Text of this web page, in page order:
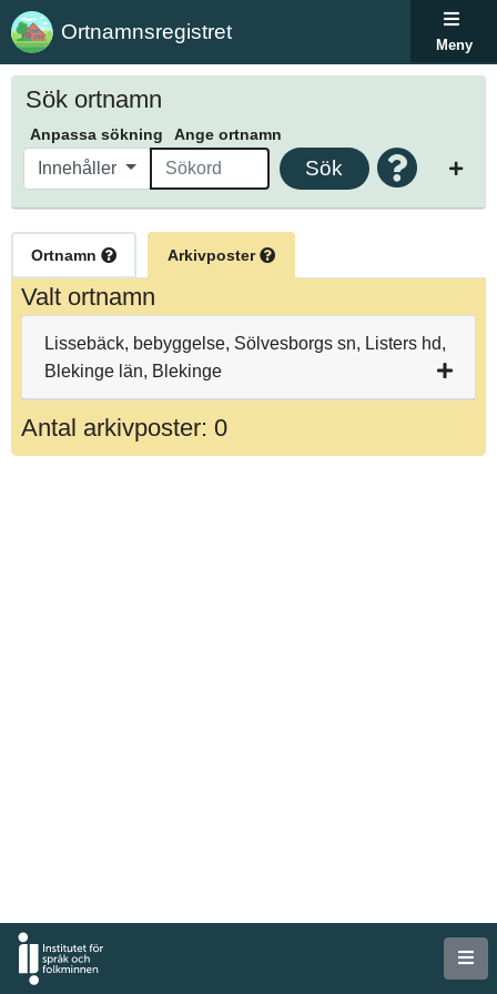
Ortnamnsregistret
Meny
Sök ortnamn
Anpassa sökning Ange ortnamn
Innehåller Sök
Ortnamn Arkivposter
Valt ortnamn
Lissebäck, bebyggelse, Sölvesborgs sn, Listers hd,
Blekinge län, Blekinge
Antal arkivposter: 0